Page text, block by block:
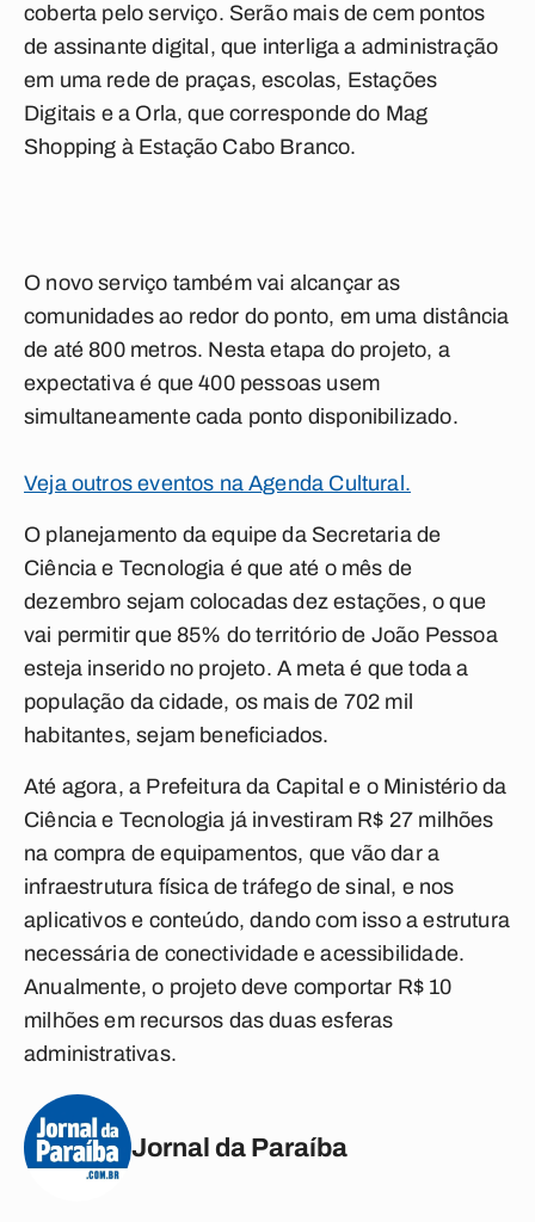
coberta pelo serviço. Serão mais de cem pontos
de assinante digital, que interliga a administração
em uma rede de praças, escolas, Estações
Digitais e a Orla, que corresponde do Mag
Shopping à Estação Cabo Branco.
O novo serviço também vai alcançar as
comunidades ao redor do ponto, em uma distância
de até 800 metros. Nesta etapa do projeto, a
expectativa é que 400 pessoas usem
simultaneamente cada ponto disponibilizado.
Veja outros eventos na Agenda Cultural.
O planejamento da equipe da Secretaria de
Ciência e Tecnologia é que até o mês de
dezembro sejam colocadas dez estações, o que
vai permitir que 85% do território de João Pessoa
esteja inserido no projeto. A meta é que toda a
população da cidade, os mais de 702 mil
habitantes, sejam beneficiados.
Até agora, a Prefeitura da Capital e o Ministério da
Ciência e Tecnologia já investiram R$ 27 milhões
na compra de equipamentos, que vão dar a
infraestrutura física de tráfego de sinal, e nos
aplicativos e conteúdo, dando com isso a estrutura
necessária de conectividade e acessibilidade.
Anualmente, o projeto deve comportar R$ 10
milhões em recursos das duas esferas
administrativas.
Jornal da Paraíba